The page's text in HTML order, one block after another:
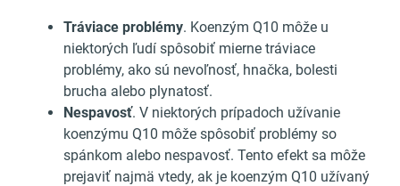
Tráviace problémy. Koenzým Q10 môže u
niektorých ľudí spôsobiť mierne tráviace
problémy, ako sú nevoľnosť, hnačka, bolesti
brucha alebo plynatosť.
Nespavosť. V niektorých prípadoch užívanie
koenzýmu Q10 môže spôsobiť problémy so
spánkom alebo nespavosť. Tento efekt sa môže
prejaviť najmä vtedy, ak je koenzým Q10 užívaný